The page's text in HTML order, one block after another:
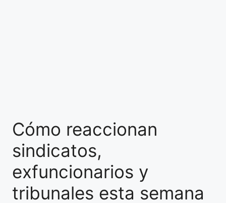
Cómo reaccionan
sindicatos,
exfuncionarios y
tribunales esta semana